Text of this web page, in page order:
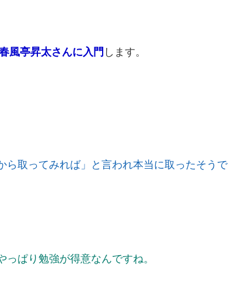
風亭昇太さんに入門 します。
ら取ってみれば」と言われ本当に取ったそうで
ぱり勉強が得意なんですね。